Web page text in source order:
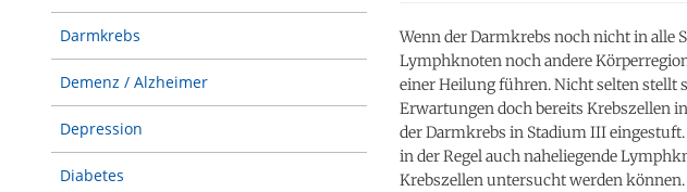
Darmkrebs
Demenz / Alzheimer
Depression
Diabetes
Wenn der Darmkrebs noch nicht in alle
Lymphknoten noch andere
einer Heilung führen. Nicht selten stellt
Erwartungen doch bereits Krebszellen
der Darmkrebs in Stadium III
in der Regel auch naheliegende
Krebszellen untersucht werden